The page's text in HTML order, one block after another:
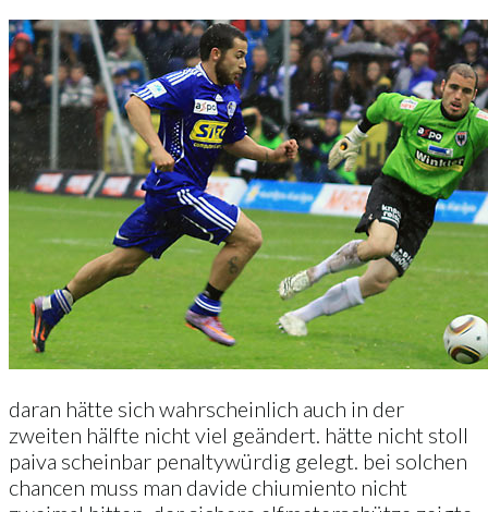
daran hätte sich wahrscheinlich auch in der
zweiten hälfte nicht viel geändert. hätte nicht stoll
paiva scheinbar penaltywürdig gelegt. bei solchen
chancen muss man davide chiumiento nicht